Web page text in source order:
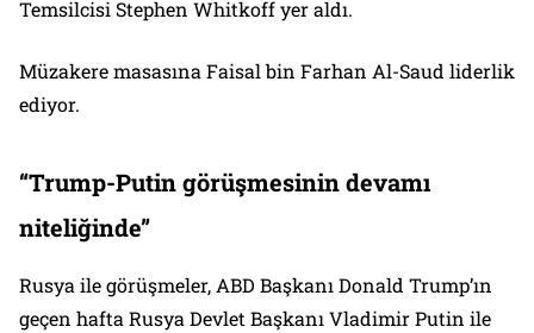
Temsilcisi Stephen Whitkoff yer aldı.
Müzakere masasına Faisal bin Farhan Al-Saud liderlik
ediyor.
“Trump-Putin görüşmesinin devamı
niteliğinde”
Rusya ile görüşmeler, ABD Başkanı Donald Trump’ın
geçen hafta Rusya Devlet Başkanı Vladimir Putin ile